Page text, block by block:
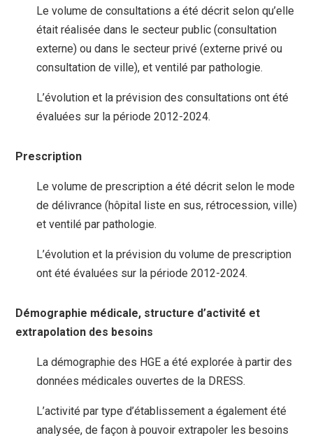
Le volume de consultations a été décrit selon qu’elle
était réalisée dans le secteur public (consultation
externe) ou dans le secteur privé (externe privé ou
consultation de ville), et ventilé par pathologie.
L’évolution et la prévision des consultations ont été
évaluées sur la période 2012-2024.
Prescription
Le volume de prescription a été décrit selon le mode
de délivrance (hôpital liste en sus, rétrocession, ville)
et ventilé par pathologie.
L’évolution et la prévision du volume de prescription
ont été évaluées sur la période 2012-2024.
Démographie médicale, structure d’activité et
extrapolation des besoins
La démographie des HGE a été explorée à partir des
données médicales ouvertes de la DRESS.
L’activité par type d’établissement a également été
analysée, de façon à pouvoir extrapoler les besoins